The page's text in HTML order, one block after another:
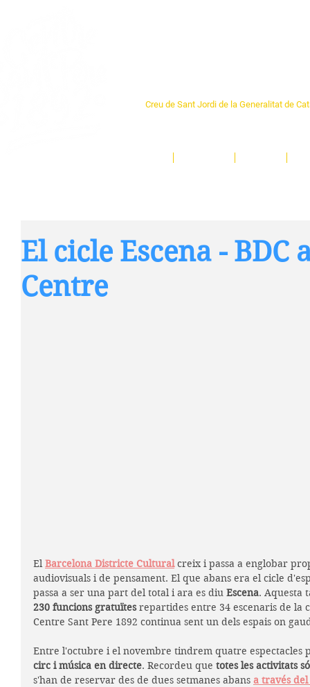
Creu de Sant Jordi de la Generalitat de
El cicle Escena - BDC
Centre
El Barcelona Districte Cultural creix i passa a englobar
audiovisuals i de pensament. El que abans era el cicle
passa a ser una part del total i ara es diu Escena. Aquesta
230 funcions gratuïtes repartides entre 34 escenaris de la
Centre Sant Pere 1892 continua sent un dels espais on
Entre l'octubre i el novembre tindrem quatre espectacles
circ i música en directe. Recordeu que totes les activitats
s'han de reservar des de dues setmanes abans a través